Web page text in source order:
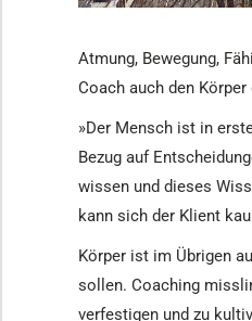
Atmung, Bewegung,
Coach auch den
»Der Mensch ist in
Bezug auf
wissen und dieses
kann sich der Klient
Körper ist im Übrigen
sollen. Coaching
verfestigen und zu